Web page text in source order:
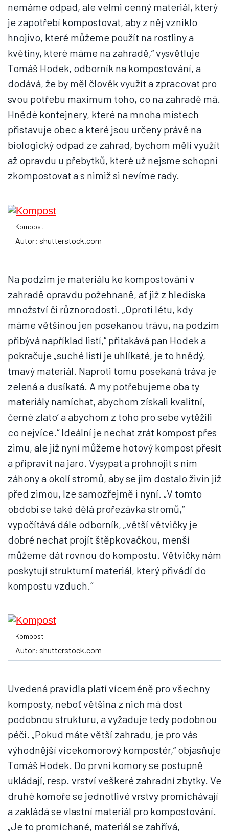
nemáme odpad, ale velmi cenný materiál, který
je zapotřebí kompostovat, aby z něj vzniklo
hnojivo, které můžeme použít na rostliny a
květiny, které máme na zahradě,“ vysvětluje
Tomáš Hodek, odborník na kompostování, a
dodává, že by měl člověk využít a zpracovat pro
svou potřebu maximum toho, co na zahradě má.
Hnědé kontejnery, které na mnoha místech
přistavuje obec a které jsou určeny právě na
biologický odpad ze zahrad, bychom měli využít
až opravdu u přebytků, které už nejsme schopni
zkompostovat a s nimiž si nevíme rady.
Kompost
Autor: shutterstock.com
Na podzim je materiálu ke kompostování v
zahradě opravdu požehnaně, ať již z hlediska
množství či různorodosti. „Oproti létu, kdy
máme většinou jen posekanou trávu, na podzim
přibývá například listí,“ přitakává pan Hodek a
pokračuje „suché listí je uhlíkaté, je to hnědý,
tmavý materiál. Naproti tomu posekaná tráva je
zelená a dusíkatá. A my potřebujeme oba ty
materiály namíchat, abychom získali kvalitní,
černé zlato‘ a abychom z toho pro sebe vytěžili
co nejvíce.“ Ideální je nechat zrát kompost přes
zimu, ale již nyní můžeme hotový kompost přesít
a připravit na jaro. Vysypat a prohnojit s ním
záhony a okolí stromů, aby se jim dostalo živin již
před zimou, lze samozřejmě i nyní. „V tomto
období se také dělá prořezávka stromů,“
vypočítává dále odborník, „větší větvičky je
dobré nechat projít štěpkovačkou, menší
můžeme dát rovnou do kompostu. Větvičky nám
poskytují strukturní materiál, který přivádí do
kompostu vzduch.“
Kompost
Autor: shutterstock.com
Uvedená pravidla platí víceméně pro všechny
komposty, neboť většina z nich má dost
podobnou strukturu, a vyžaduje tedy podobnou
péči. „Pokud máte větší zahradu, je pro vás
výhodnější vícekomorový kompostér,“ objasňuje
Tomáš Hodek. Do první komory se postupně
ukládají, resp. vrství veškeré zahradní zbytky. Ve
druhé komoře se jednotlivé vrstvy promíchávají
a zakládá se vlastní materiál pro kompostování.
„Je to promíchané, materiál se zahřívá,